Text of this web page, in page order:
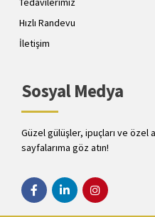
Hızlı Randevu
İletişim
Sosyal Medya
Güzel gülüşler, ipuçları ve özel
sayfalarıma göz atın!